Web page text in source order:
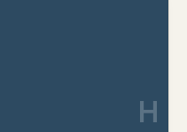
H